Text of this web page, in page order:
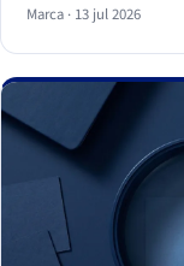
siempre va a ganar.
Marca · 13 jul 2026